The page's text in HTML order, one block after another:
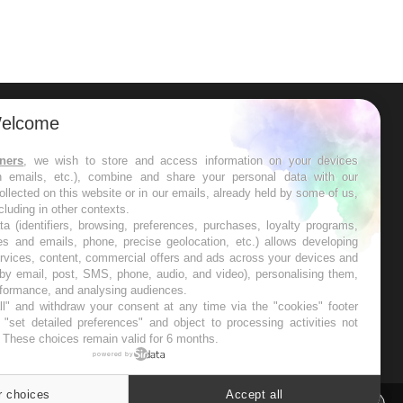
les semaines les meilleures
, we wish to store and access information on your devices
emails, etc.), combine and share your personal data with our
on this website or in our emails, already held by some of us,
in other contexts.
(identifiers, browsing, preferences, purchases, loyalty programs,
and emails, phone, precise geolocation, etc.) allows developing
content, commercial offers and ads across your devices and
email, post, SMS, phone, audio, and video), personalising them,
and analysing audiences.
and withdraw your consent at any time via the "cookies" footer
detailed preferences" and object to processing activities not
choices remain valid for 6 months.
powered by
choices Accept all